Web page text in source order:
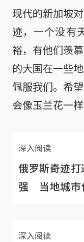
现代的新加坡
迹，一个没有
裕，有他们羡
的大国在一些
佩服我们。希
会像玉兰花一
深入阅读
俄罗斯奇迹打
强 当地城市
深入阅读